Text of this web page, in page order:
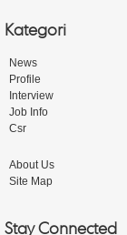
Kategori
News
Profile
Interview
Job Info
Csr
About Us
Site Map
Stay Connected